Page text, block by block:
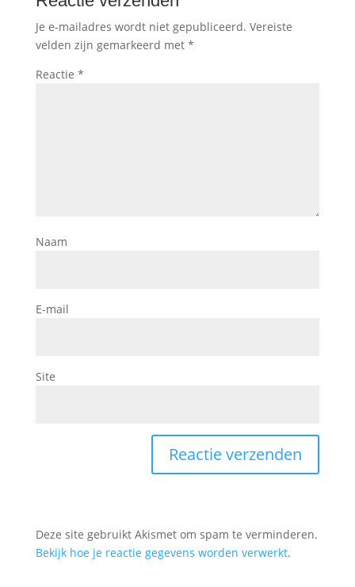
Je e-mailadres wordt niet gepubliceerd. Vereiste
velden zijn gemarkeerd met *
Reactie *
Naam
E-mail
Site
Deze site gebruikt Akismet om spam te verminderen.
Bekijk hoe je reactie gegevens worden verwerkt.